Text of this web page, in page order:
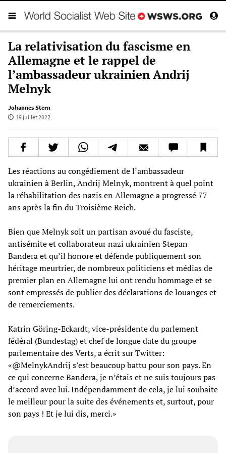
La relativisation du fascisme en
Allemagne et le rappel de
l’ambassadeur ukrainien Andrij
Melnyk
Johannes Stern
19 juillet 2022
Les réactions au congédiement de l’ambassadeur
ukrainien à Berlin, Andrij Melnyk, montrent à quel point
la réhabilitation des nazis en Allemagne a progressé 77
ans après la fin du Troisième Reich.
Bien que Melnyk soit un partisan avoué du fasciste,
antisémite et collaborateur nazi ukrainien Stepan
Bandera et qu’il honore et défende publiquement son
héritage meurtrier, de nombreux politiciens et médias de
premier plan en Allemagne lui ont rendu hommage et se
sont empressés de publier des déclarations de louanges et
de remerciements.
Katrin Göring-Eckardt, vice-présidente du parlement
fédéral (Bundestag) et chef de longue date du groupe
parlementaire des Verts, a écrit sur Twitter:
«@MelnykAndrij s’est beaucoup battu pour son pays. En
ce qui concerne Bandera, je n’étais et ne suis toujours pas
d’accord avec lui. Indépendamment de cela, je lui souhaite
le meilleur pour la suite des événements et, surtout, pour
son pays ! Et je lui dis, merci.»